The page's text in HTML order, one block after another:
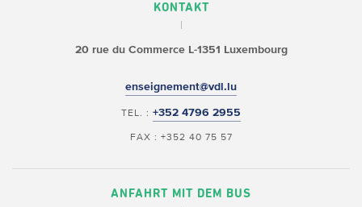
KONTAKT
20 rue du CommerceL-1351 Luxembourg
enseignement@vdl.lu
TEL. : +352 4796 2955
FAX : +352 40 75 57
ANFAHRT MIT DEM BUS